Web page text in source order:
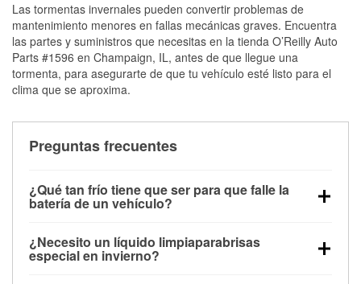
Las tormentas invernales pueden convertir problemas de
mantenimiento menores en fallas mecánicas graves. Encuentra
las partes y suministros que necesitas en la tienda O’Reilly Auto
Parts #1596 en Champaign, IL, antes de que llegue una
tormenta, para asegurarte de que tu vehículo esté listo para el
clima que se aproxima.
Preguntas frecuentes
¿Qué tan frío tiene que ser para que falle la
batería de un vehículo?
debajo de los 32 °F y puede perder hasta la mitad de
su potencia de arranque cerca de los 0 °F, lo que
¿Necesito un líquido limpiaparabrisas
especial en invierno?